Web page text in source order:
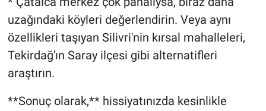
uzağındaki köyleri değerlendirin. Veya aynı
özellikleri taşıyan Silivri'nin kırsal mahalleleri,
Tekirdağ'ın Saray ilçesi gibi alternatifleri
araştırın.
**Sonuç olarak,** hissiyatınızda kesinlikle